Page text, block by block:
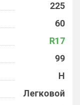
225
60
R17
99
H
Легковой